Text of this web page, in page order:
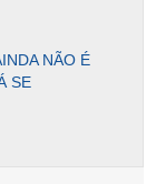
NÃO É
SE